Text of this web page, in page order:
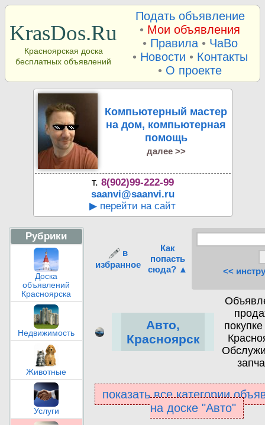
KrasDos.Ru
Красноярская доска
бесплатных объявлений
Подать объявление
• Мои объявления
• Правила• ЧаВо
• Новости • Контакты
• О проекте
Компьютерный мастер
на дом, компьютерная
помощь
далее >>
т. 8(902)99-222-99
saanvi@saanvi.ru
▶ перейти на сайт
Рубрики
Доска
объявлений
Красноярска
Недвижимость
Животные
Услуги
в
избранное
Как
попасть
сюда? ▲
<<
Авто,
Красноярск
показать все категории
на доске "Авто"